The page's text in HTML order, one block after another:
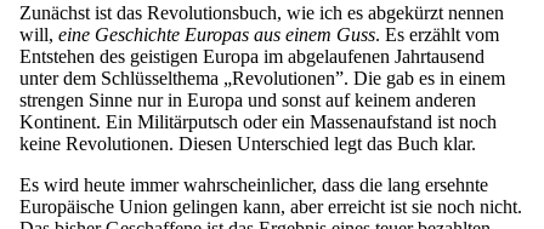
Zunächst ist das Revolutionsbuch, wie ich es abgekürzt nennen
will, eine Geschichte Europas aus einem Guss. Es erzählt vom
Entstehen des geistigen Europa im abgelaufenen Jahrtausend
unter dem Schlüsselthema „Revolutionen”. Die gab es in einem
strengen Sinne nur in Europa und sonst auf keinem anderen
Kontinent. Ein Militärputsch oder ein Massenaufstand ist noch
keine Revolutionen. Diesen Unterschied legt das Buch klar.
Es wird heute immer wahrscheinlicher, dass die lang ersehnte
Europäische Union gelingen kann, aber erreicht ist sie noch nicht.